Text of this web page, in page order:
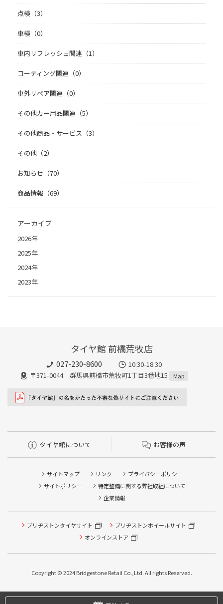
点検（3）
車検（0）
車内リフレッシュ関連（1）
コーティング関連（0）
車外リペア関連（0）
その他カー用品関連（5）
その他商品・サービス（3）
その他（2）
お知らせ（70）
商品情報（69）
アーカイブ
2026年
2025年
2024年
2023年
タイヤ館 前橋荒牧店
027-230-8600
10:30-18:30
〒371-0044 群馬県前橋市荒牧町1丁目3番地15
Map
タイヤ館について お客様の声
サイトマップ リンク
プライバシーポリシー
サイトポリシー
特定整備に関する弊社取組について
企業情報
ブリヂストンタイヤサイト
ブリヂストンホイールサイト
オンラインストア
Copyright © 2024 Bridgestone Retail Co.,Ltd. All rights Reserved.
タイヤ点検・安全点検/タイヤ履き替え/オイル交換/その他